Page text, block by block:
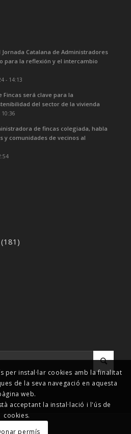
Catalana de Administradores
para la reflexión y el intercambio
- 14:13
Fincas será clave para la
del sector de la vivienda
10:36
de fincas colegiada, habla
y comunidades de vecinos al
(181)
per instal·lar cookies amb la finalitat
de la seva navegació en aquesta
web.
acceptant la instal·lació i l'ús de
cookies.
permís